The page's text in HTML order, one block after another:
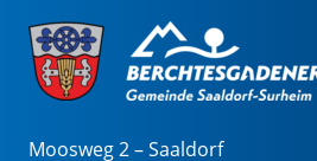
Moosweg 2 – Saaldorf